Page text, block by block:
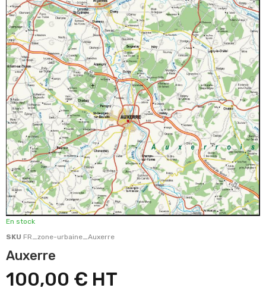
En stock
SKU FR_zone-urbaine_Auxerre
Auxerre
100,00 €